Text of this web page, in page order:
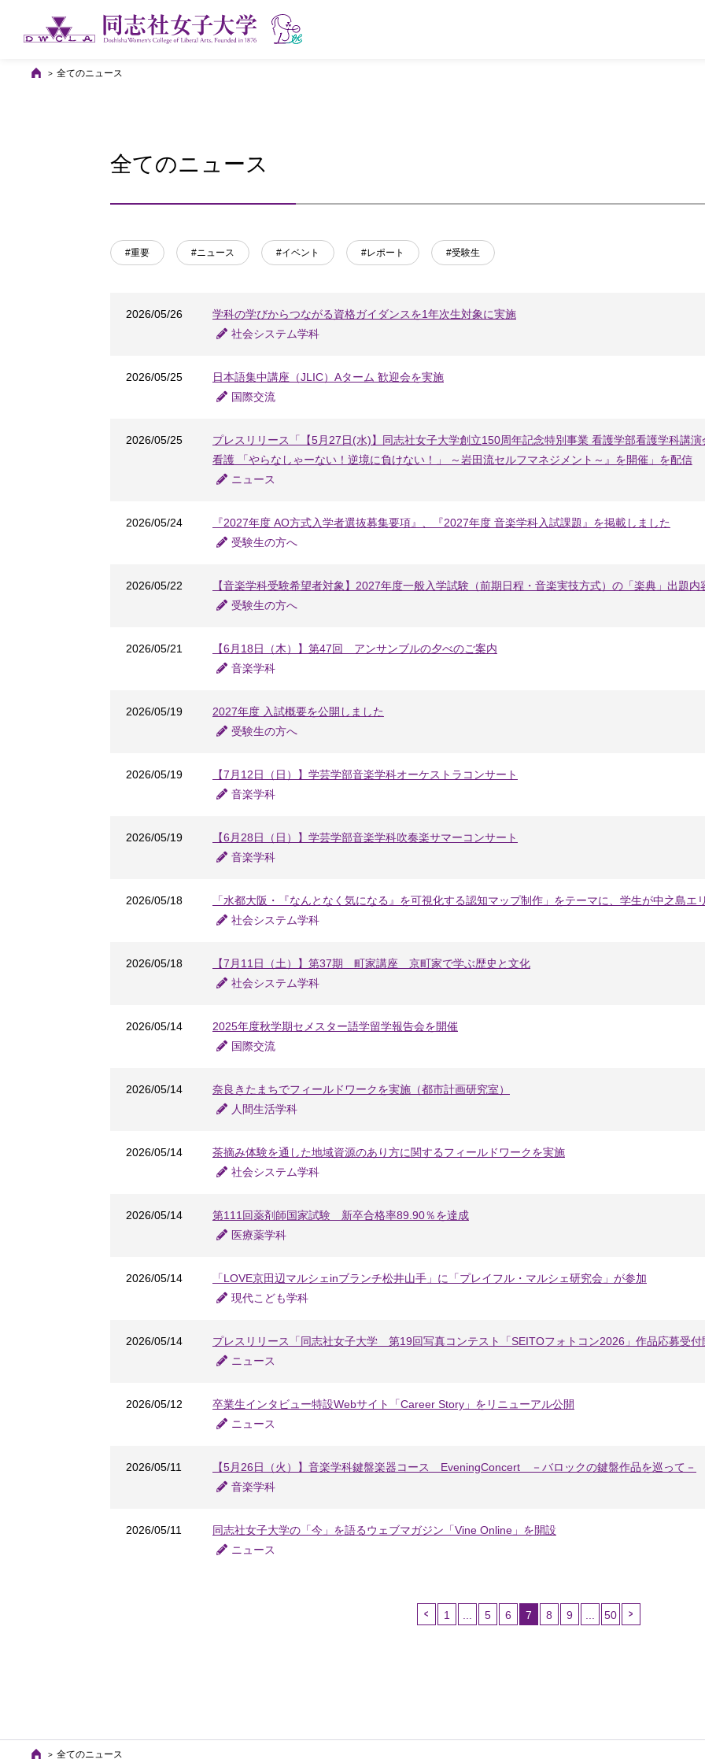
全てのニュース
全てのニュース
#重要 #ニュース #イベント #レポート #受験生
2026/05/26
学科の学びからつながる資格ガイダンスを1年次生対象に実施
社会システム学科
2026/05/25
日本語集中講座（JLIC）Aターム 歓迎会を実施
国際交流
2026/05/25
プレスリリース「【5月27日(水)】同志社女子大学創立150周年記念特別事業 看護学部看護学科講
看護 「やらなしゃーない！逆境に負けない！」 ～岩田流セルフマネジメント～』を開催」を配信
ニュース
2026/05/24
『2027年度 AO方式入学者選抜募集要項』、『2027年度 音楽学科入試課題』を掲載しました
受験生の方へ
2026/05/22
【音楽学科受験希望者対象】2027年度一般入学試験（前期日程・音楽実技方式）の「楽典」出題
受験生の方へ
2026/05/21
【6月18日（木）】第47回 アンサンブルの夕べのご案内
音楽学科
2026/05/19
2027年度 入試概要を公開しました
受験生の方へ
2026/05/19
【7月12日（日）】学芸学部音楽学科オーケストラコンサート
音楽学科
2026/05/19
【6月28日（日）】学芸学部音楽学科吹奏楽サマーコンサート
音楽学科
2026/05/18
「水都大阪・『なんとなく気になる』を可視化する認知マップ制作」をテーマに、学生が中之島エ
社会システム学科
2026/05/18
【7月11日（土）】第37期 町家講座 京町家で学ぶ歴史と文化
社会システム学科
2026/05/14
2025年度秋学期セメスター語学留学報告会を開催
国際交流
2026/05/14
奈良きたまちでフィールドワークを実施（都市計画研究室）
人間生活学科
2026/05/14
茶摘み体験を通した地域資源のあり方に関するフィールドワークを実施
社会システム学科
2026/05/14
第111回薬剤師国家試験 新卒合格率89.90％を達成
医療薬学科
2026/05/14
「LOVE京田辺マルシェinブランチ松井山手」に「プレイフル・マルシェ研究会」が参加
現代こども学科
2026/05/14
プレスリリース「同志社女子大学 第19回写真コンテスト「SEITOフォトコン2026」作品応募受付
ニュース
2026/05/12
卒業生インタビュー特設Webサイト「Career Story」をリニューアル公開
ニュース
2026/05/11
【5月26日（火）】音楽学科鍵盤楽器コース EveningConcert －バロックの鍵盤作品を巡って－
音楽学科
2026/05/11
同志社女子大学の「今」を語るウェブマガジン「Vine Online」を開設
ニュース
1 5 6
7
8 9 50
全てのニュース